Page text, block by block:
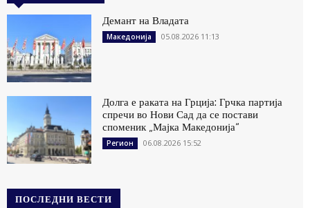
Демант на Владата
Македонија 05.08.2026 11:13
Долга е раката на Грција: Грчка партија
спречи во Нови Сад да се постави
споменик „Мајка Македонија“
Регион 06.08.2026 15:52
ПОСЛЕДНИ ВЕСТИ